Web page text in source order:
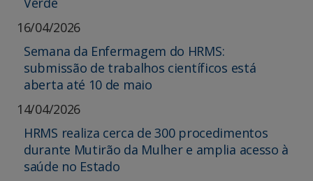
16/04/2026
Semana da Enfermagem do HRMS:
submissão de trabalhos científicos está
aberta até 10 de maio
14/04/2026
HRMS realiza cerca de 300 procedimentos
durante Mutirão da Mulher e amplia acesso à
saúde no Estado